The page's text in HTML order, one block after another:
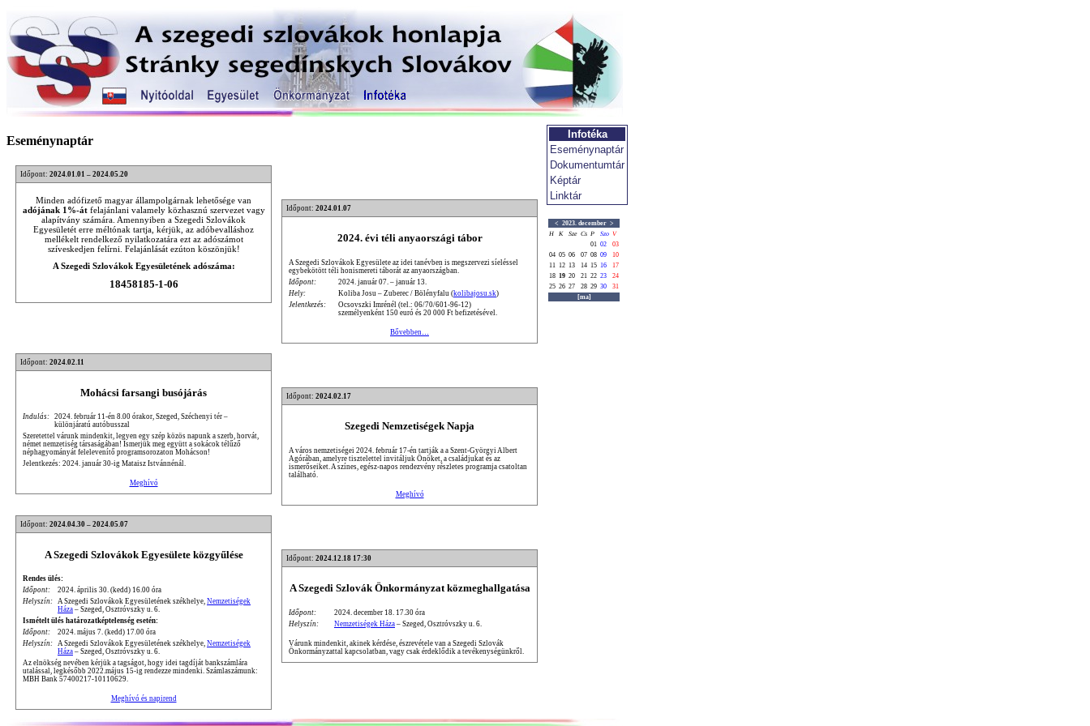
Eseménynaptár
Időpont: 2024.01.01 – 2024.05.20
Minden adófizető magyar állampolgárnak lehetősége van
adójának 1%-átfelajánlani valamely közhasznú szervezet vagy
alapítvány számára. Amennyiben a Szegedi Szlovákok
Egyesületét erre méltónak tartja, kérjük, az adóbevalláshoz
mellékelt rendelkező nyilatkozatára ezt az adószámot
szíveskedjen felírni. Felajánlását ezúton köszönjük!
A Szegedi Szlovákok Egyesületének adószáma:
18458185-1-06
Időpont: 2024.01.07
2024. évi téli anyaországi tábor
A Szegedi Szlovákok Egyesülete az idei tanévben is megszervezi síeléssel
egybekötött téli honismereti táborát az anyaországban.
Időpont:
2024. január 07. – január 13.
Hely:
Koliba Josu – Zuberec / Bölényfalu (kolibajosu.sk)
Jelentkezés:
Ocsovszki Imrénél (tel.: 06/70/601-96-12)
személyenként 150 euró és 20 000 Ft befizetésével.
Bővebben…
Időpont: 2024.02.11
Mohácsi farsangi busójárás
Indulás: 2024. február 11-én 8.00 órakor, Szeged, Széchenyi tér –
különjáratú autóbusszal
Szeretettel várunk mindenkit, legyen egy szép közös napunk a szerb, horvát,
német nemzetiség társaságában! Ismerjük meg együtt a sokácok télűző
néphagyományát felelevenítő programsorozaton Mohácson!
Jelentkezés: 2024. január 30-ig Mataisz Istvánnénál.
Meghívó
Időpont: 2024.02.17
Szegedi Nemzetiségek Napja
A város nemzetiségei 2024. február 17-én tartják a a Szent-Györgyi Albert
Agórában, amelyre tisztelettel invitáljuk Önöket, a családjukat és az
ismerőseiket. A színes, egész-napos rendezvény részletes programja csatoltan
található.
Meghívó
Időpont: 2024.04.30 – 2024.05.07
A Szegedi Szlovákok Egyesülete közgyűlése
Rendes ülés:
Időpont:
2024. április 30. (kedd) 16.00 óra
Helyszín: A Szegedi Szlovákok Egyesületének székhelye, Nemzetiségek
Háza – Szeged, Osztróvszky u. 6.
Ismételt ülés határozatképtelenség esetén:
Időpont:
2024. május 7. (kedd) 17.00 óra
Helyszín: A Szegedi Szlovákok Egyesületének székhelye, Nemzetiségek
Háza – Szeged, Osztróvszky u. 6.
Az elnökség nevében kérjük a tagságot, hogy idei tagdíját bankszámlára
utalással, legkésőbb 2022.május 15-ig rendezze mindenki. Számlaszámunk:
MBH Bank 57400217-10110629.
Meghívó és napirend
Időpont: 2024.12.18 17:30
A Szegedi Szlovák Önkormányzat közmeghallgatása
Időpont:
2024. december 18. 17.30 óra
Helyszín:
Nemzetiségek Háza – Szeged, Osztróvszky u. 6.
Várunk mindenkit, akinek kérdése, észrevétele van a Szegedi Szlovák
Önkormányzattal kapcsolatban, vagy csak érdeklődik a tevékenységünkről.
Infotéka
Eseménynaptár
Dokumentumtár
Képtár
Linktár
< 2023. december >
H
K Sze Cs P Szo V
01 02
03
04 05 06 07 08 09
10
11 12 13 14 15 16
17
18 19 20 21 22 23
24
25 26 27 28 29 30
31
[ma]